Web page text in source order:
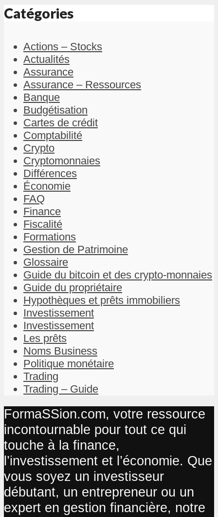
Catégories
Actions – Stocks
Actualités
Assurance
Assurance – Ressources
Banque
Budgétisation
Cartes de crédit
Comptabilité
Crypto
Cryptomonnaies
Différences
Économie
FAQ
Finance
Fiscalité
Formations
Gestion de Patrimoine
Glossaire
Guide du bitcoin et des crypto-monnaies
Guide du propriétaire
Hypothèques et prêts immobiliers
Investissement
Investissement
Les prêts
Noms Business
Politique monétaire
Trading
Trading – Guide
FormaSSion.com, votre ressource
incontournable pour tout ce qui
touche à la finance,
l’investissement et l’économie. Que
vous soyez un investisseur
débutant, un entrepreneur ou un
expert en gestion financière, notre